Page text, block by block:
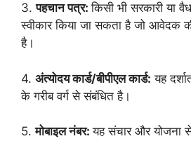
3.पहचान पत्र:किसी भी सरकारी या
स्वीकार किया जा सकता है जो आवेदक
है।
4. अंत्योदय कार्ड/बीपीएल कार्ड: यह
के गरीब वर्ग से संबंधित है।
5.मोबाइल नंबर:यह संचार और योजना